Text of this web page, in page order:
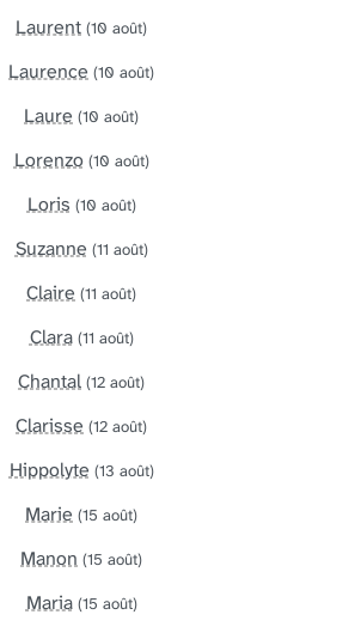
Laurent (10 août)
Laurence (10 août)
Laure (10 août)
Lorenzo (10 août)
Loris (10 août)
Suzanne (11 août)
Claire (11 août)
Clara (11 août)
Chantal (12 août)
Clarisse (12 août)
Hippolyte (13 août)
Marie (15 août)
Manon (15 août)
Maria (15 août)